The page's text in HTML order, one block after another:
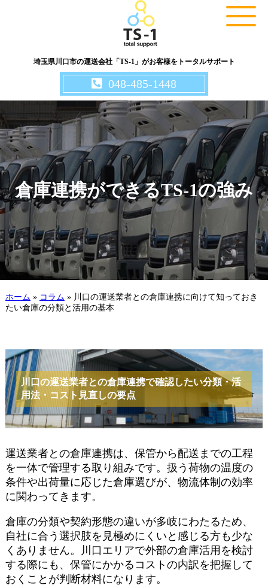
埼玉県川口市の運送会社「TS-1」がお客様をトータルサポート
048-485-1448
倉庫連携ができるTS-1の強み
ホーム » コラム » 川口の運送業者との倉庫連携に向けて知っておき
たい倉庫の分類と活用の基本
川口の運送業者との倉庫連携で確認したい分類・活
用法・コスト見直しの要点
運送業者との倉庫連携は、保管から配送までの工程
を一体で管理する取り組みです。扱う荷物の温度の
条件や出荷量に応じた倉庫選びが、物流体制の効率
に関わってきます。
倉庫の分類や契約形態の違いが多岐にわたるため、
自社に合う選択肢を見極めにくいと感じる方も少な
くありません。川口エリアで外部の倉庫活用を検討
する際にも、保管にかかるコストの内訳を把握して
おくことが判断材料になります。